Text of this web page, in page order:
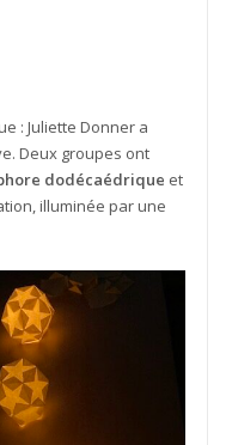
: Juliette Donner a
Deux groupes ont
dodécaédrique et
illuminée par une